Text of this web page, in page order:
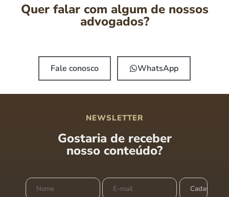
Quer falar com algum de nossos
advogados?
Fale conosco WhatsApp
NEWSLETTER
Gostaria de receber
nosso conteúdo?